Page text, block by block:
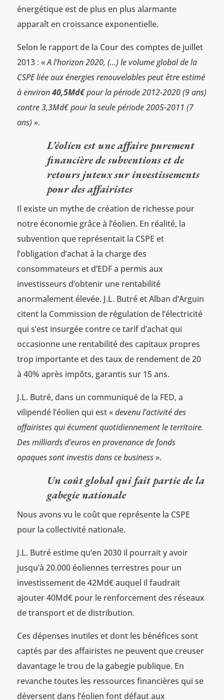
énergétique est de plus en plus alarmante
apparaît en croissance exponentielle.
Selon le rapport de la Cour des comptes de juillet
2013 : «A l’horizon 2020, (…) le volume global de la
CSPE liée aux énergies renouvelables peut être estimé
à environ40,5Md€pour la période 2012-2020 (9 ans)
contre 3,3Md€ pour la seule période 2005-2011 (7
ans) ».
L’éolien est une affaire purement
financière de subventions et de
retours juteux sur investissements
pour des affairistes
Il existe un mythe de création de richesse pour
notre économie grâce à l’éolien. En réalité, la
subvention que représentait la CSPE et
l’obligation d’achat à la charge des
consommateurs et d’EDF a permis aux
investisseurs d’obtenir une rentabilité
anormalement élevée. J.L. Butré et Alban d’Arguin
citent la Commission de régulation de l’électricité
qui s’est insurgée contre ce tarif d’achat qui
occasionne une rentabilité des capitaux propres
trop importante et des taux de rendement de 20
à 40% après impôts, garantis sur 15 ans.
J.L. Butré, dans un communiqué de la FED, a
vilipendé l’éolien qui est «devenu l’activité des
affairistes qui écument quotidiennement le territoire.
Des milliards d’euros en provenance de fonds
opaques sont investis dans ce business».
Un coût global qui fait partie de la
gabegie nationale
Nous avons vu le coût que représente la CSPE
pour la collectivité nationale.
J.L. Butré estime qu’en 2030 il pourrait y avoir
jusqu’à 20.000 éoliennes terrestres pour un
investissement de 42Md€ auquel il faudrait
ajouter 40Md€ pour le renforcement des réseaux
de transport et de distribution.
Ces dépenses inutiles et dont les bénéfices sont
captés par des affairistes ne peuvent que creuser
davantage le trou de la gabegie publique. En
revanche toutes les ressources financières qui se
déversent dans l’éolien font défaut aux